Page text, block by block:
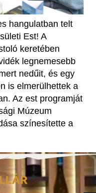
hangulatban telt
Est! A
keretében
legnemesebb
nedűit, és egy
is elmerülhettek a
Az est programját
Múzeum
színesítette a